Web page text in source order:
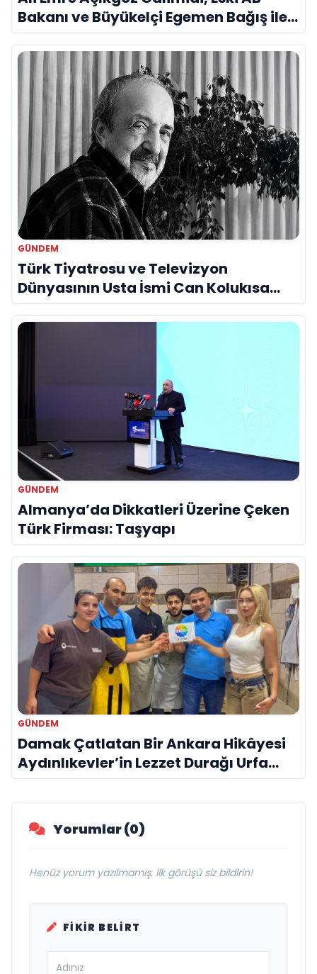
Bakanı ve Büyükelçi Egemen Bağış ile
Bir Araya Geldi
GÜNDEM
Türk Tiyatrosu ve Televizyon
Dünyasının Usta İsmi Can Kolukısa
Hayatını Kaybetti
GÜNDEM
Almanya’da Dikkatleri Üzerine Çeken
Türk Firması: Taşyapı
GÜNDEM
Damak Çatlatan Bir Ankara Hikâyesi
Aydınlıkevler’in Lezzet Durağı Urfa
Damak
Yorumlar (0)
Henüz yorum yazılmamış. İlk görüşü siz bildirin!
FIKIR BELIRT